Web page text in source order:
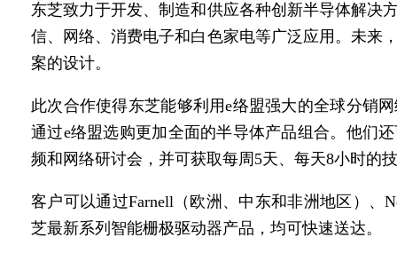
东芝致力于开发、制造和供应各种创新半导体解决
信、网络、消费电子和白色家电等广泛应用。未来
案的设计。
此次合作使得东芝能够利用e络盟强大的全球分销
通过e络盟选购更加全面的半导体产品组合。他们
频和网络研讨会，并可获取每周5天、每天8小时的
客户可以通过Farnell（欧洲、中东和非洲地区）、
芝最新系列 智能栅极驱动器产品，均可快速送达。